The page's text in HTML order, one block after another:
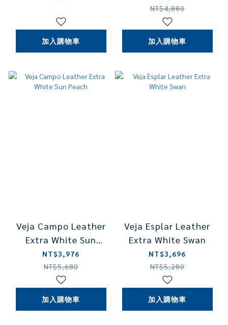
加入購物車
NT$4,880
加入購物車
Veja Campo Leather
Extra White Sun
Peach
NT$3,976
NT$5,680
加入購物車
Veja Esplar Leather
Extra White Swan
NT$3,696
NT$5,280
加入購物車